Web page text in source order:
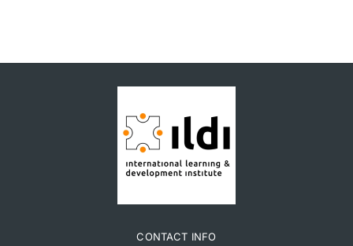
CONTACT INFO